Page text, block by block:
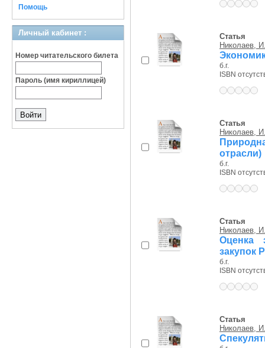
Помощь
Личный кабинет :
Номер читательского билета
Пароль (имя кириллицей)
Статья
Николаев,
б.г.
ISBN
Статья
Николаев,
отрасли)
б.г.
ISBN
Статья
Николаев,
Оценка
закупок
б.г.
ISBN
Статья
Николаев,